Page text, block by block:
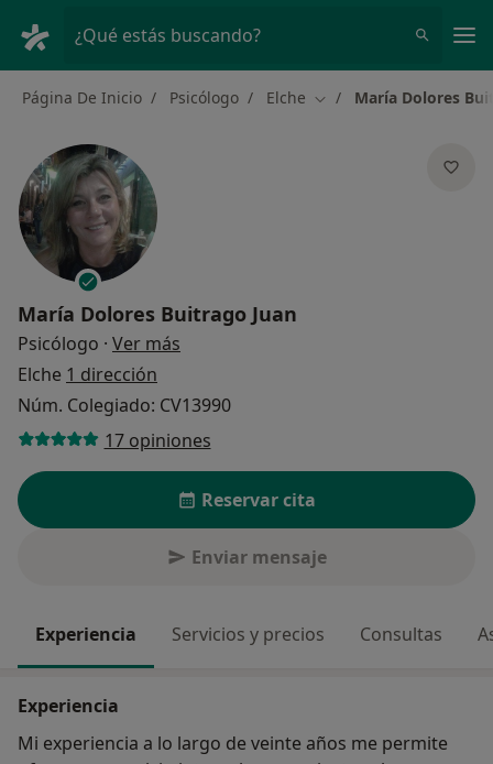
¿Qué estás buscando?
Página De Inicio Psicólogo Elche Cambiar de ciudad
María Dolores
María Dolores Buitrago Juan
Psicólogo · Ver más
Elche 1 dirección
Núm. Colegiado: CV13990
17 opiniones
Reservar cita
Enviar mensaje
Experiencia Servicios y precios Consultas
Experiencia
Mi experiencia a lo largo de veinte años me permite